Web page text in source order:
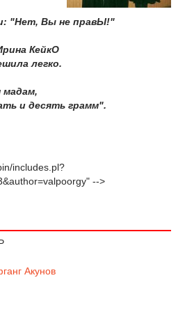
"Нет, Вы не правЫ!"
КейкО
легко.
мадам,
и десять грамм".
includes.pl?
-->
Акунов